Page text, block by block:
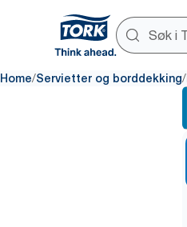
Home/Servietter og borddekking/